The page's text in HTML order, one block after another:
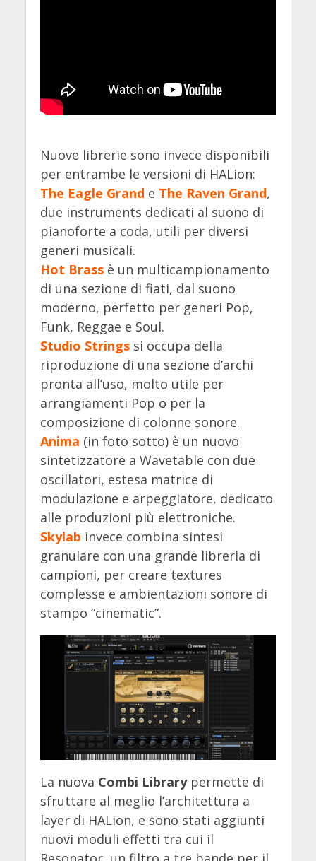
Nuove librerie sono invece disponibili
per entrambe le versioni di HALion:
The Eagle Grand e The Raven Grand,
due instruments dedicati al suono di
pianoforte a coda, utili per diversi
generi musicali.
Hot Brassè un multicampionamento
di una sezione di fiati, dal suono
moderno, perfetto per generi Pop,
Funk, Reggae e Soul.
Studio Stringssi occupa della
riproduzione di una sezione d’archi
pronta all’uso, molto utile per
arrangiamenti Pop o per la
composizione di colonne sonore.
Anima (in foto sotto) è un nuovo
sintetizzatore a Wavetable con due
oscillatori, estesa matrice di
modulazione e arpeggiatore, dedicato
alle produzioni più elettroniche.
Skylab invece combina sintesi
granulare con una grande libreria di
campioni, per creare textures
complesse e ambientazioni sonore di
stampo “cinematic”.
La nuova Combi Librarypermette di
sfruttare al meglio l’architettura a
layer di HALion, e sono stati aggiunti
nuovi moduli effetti tra cui il